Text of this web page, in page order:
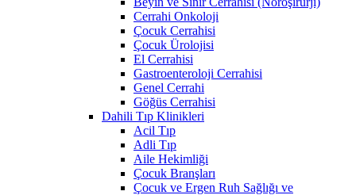
Cerrahi Onkoloji
Çocuk Cerrahisi
Çocuk Ürolojisi
El Cerrahisi
Gastroenteroloji Cerrahisi
Genel Cerrahi
Göğüs Cerrahisi
Dahili Tıp Klinikleri
Acil Tıp
Adli Tıp
Aile Hekimliği
Çocuk Branşları
Çocuk ve Ergen Ruh Sağlığı ve